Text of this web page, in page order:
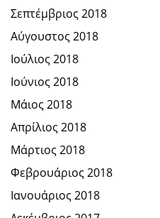
Σεπτέμβριος 2018
Αύγουστος 2018
Ιούλιος 2018
Ιούνιος 2018
Μάιος 2018
Απρίλιος 2018
Μάρτιος 2018
Φεβρουάριος 2018
Ιανουάριος 2018